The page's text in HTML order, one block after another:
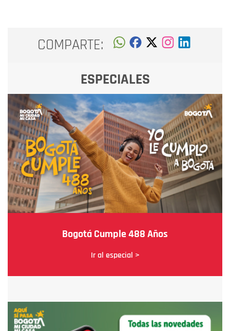
COMPARTE:
ESPECIALES
Bogotá Cumple 488 Años
Ir al especial >